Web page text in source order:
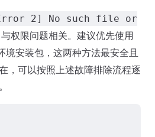
2] No such file or
权限问题相关。建议优先使用
境安装包，这两种方法最安全且
，可以按照上述故障排除流程逐